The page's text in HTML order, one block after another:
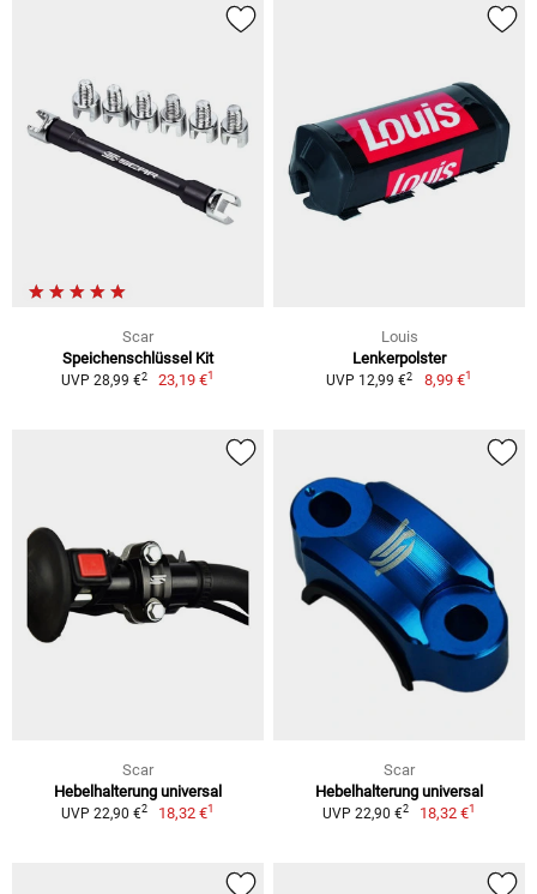
Scar
Speichenschlüssel Kit
UVP 28,99 €2 23,19 €1
Louis
Lenkerpolster
UVP 12,99 €2 8,99 €1
Scar
Hebelhalterung universal
UVP 22,90 €2 18,32 €1
Scar
Hebelhalterung universal
UVP 22,90 €2 18,32 €1